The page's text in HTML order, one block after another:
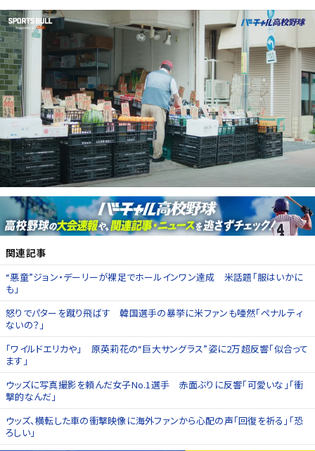
関連記事
“悪童”ジョン・デーリーが裸足でホールインワン達成 米話題「服はいかに
も」
怒りでパターを蹴り飛ばす 韓国選手の暴挙に米ファンも唖然「ペナルティ
ないの？」
「ワイルドエリカや」 原英莉花の“巨大サングラス”姿に2万超反響「似合って
ます」
ウッズに写真撮影を頼んだ女子No.1選手 赤面ぶりに反響「可愛いな」「衝
撃的なんだ」
ウッズ、横転した車の衝撃映像に海外ファンから心配の声「回復を祈る」「恐
ろしい」